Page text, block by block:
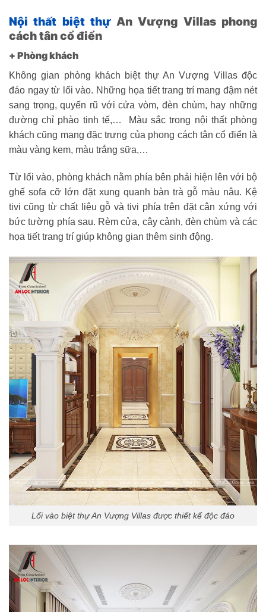
Nội thất biệt thựAn Vượng Villas phong
cách tân cổ điển
+ Phòng khách
Không gian phòng khách biệt thự An Vượng Villas độc
đáo ngay từ lối vào. Những họa tiết trang trí mang đậm nét
sang trọng, quyến rũ với cửa vòm, đèn chùm, hay những
đường chỉ phào tinh tế,… Màu sắc trong nội thất phòng
khách cũng mang đặc trưng của phong cách tân cổ điển là
màu vàng kem, màu trắng sữa,…
Từ lối vào, phòng khách nằm phía bên phải hiện lên với bộ
ghế sofa cỡ lớn đặt xung quanh bàn trà gỗ màu nâu. Kệ
tivi cũng từ chất liệu gỗ và tivi phía trên đặt cân xứng với
bức tường phía sau. Rèm cửa, cây cảnh, đèn chùm và các
họa tiết trang trí giúp không gian thêm sinh động.
Lối vào biệt thự An Vượng Villas được thiết kế độc đáo